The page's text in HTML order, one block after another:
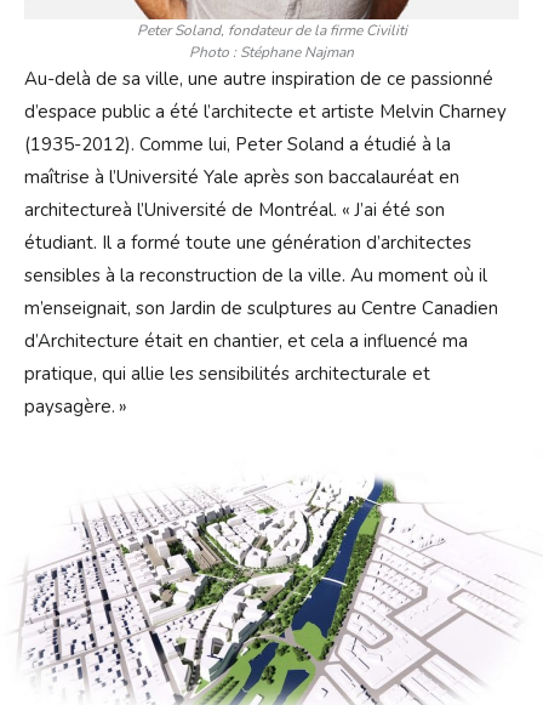
Peter Soland, fondateur de la firme Civiliti
Photo : Stéphane Najman
Au-delà de sa ville, une autre inspiration de ce passionné
d’espace public a été l’architecte et artiste Melvin Charney
(1935-2012). Comme lui, Peter Soland a étudié à la
maîtrise à l’Université Yale après son baccalauréat en
architectureà l’Université de Montréal. « J’ai été son
étudiant. Il a formé toute une génération d’architectes
sensibles à la reconstruction de la ville. Au moment où il
m’enseignait, son Jardin de sculptures au Centre Canadien
d’Architecture était en chantier, et cela a influencé ma
pratique, qui allie les sensibilités architecturale et
paysagère. »